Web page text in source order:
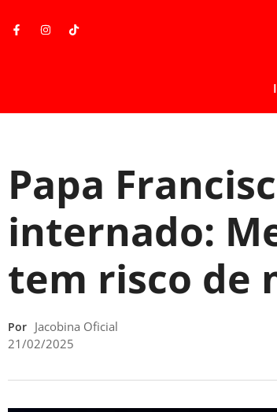
Papa
internado:
tem risco de
Por Jacobina Oficial
21/02/2025